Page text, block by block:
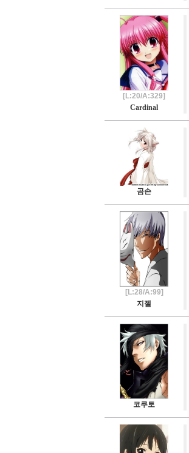
[L:20/A:329]
Cardinal
곰손
[L:28/A:99]
지젤
코쿠토